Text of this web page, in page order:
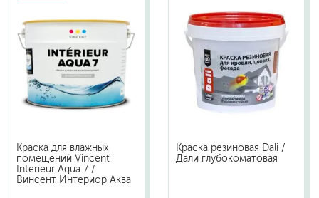
Краска для влажных
помещений Vincent
Interieur Aqua 7 /
Винсент Интериор Аква
Краска резиновая Dali /
Дали глубокоматовая